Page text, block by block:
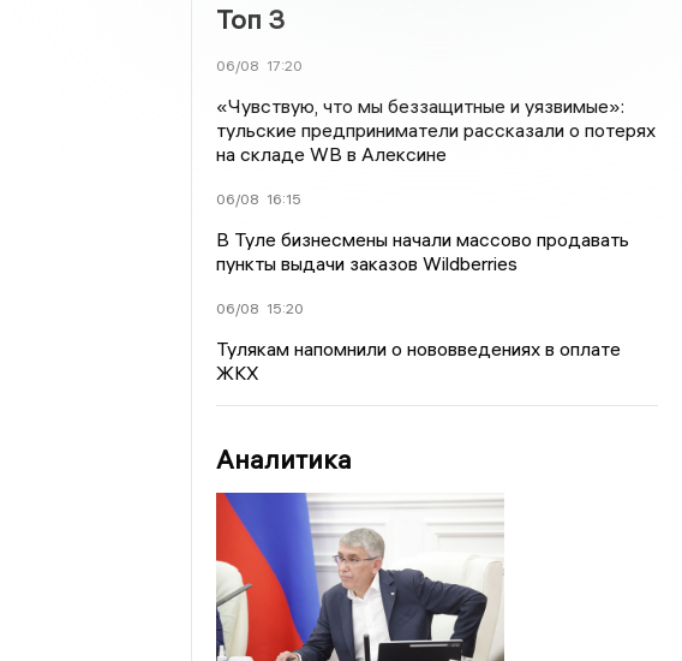
Топ 3
06/08 17:20
«Чувствую, что мы беззащитные и уязвимые»:
тульские предприниматели рассказали о потерях
на складе WB в Алексине
06/08 16:15
В Туле бизнесмены начали массово продавать
пункты выдачи заказов Wildberries
06/08 15:20
Тулякам напомнили о нововведениях в оплате
ЖКХ
Аналитика